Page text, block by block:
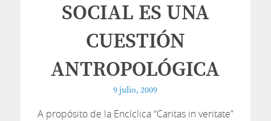
SOCIAL ES UNA
CUESTIÓN
ANTROPOLÓGICA
9 julio, 2009
A propósito de la Encíclica “Caritas in veritate”